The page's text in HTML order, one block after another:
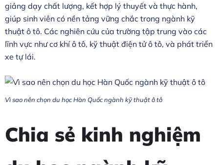
giảng dạy chất lượng, kết hợp lý thuyết và thực hành,
giúp sinh viên có nền tảng vững chắc trong ngành kỹ
thuật ô tô. Các nghiên cứu của trường tập trung vào các
lĩnh vực như cơ khí ô tô, kỹ thuật điện tử ô tô, và phát triển
xe tự lái.
Vì sao nên chọn du học Hàn Quốc ngành kỹ thuật ô tô
Chia sẻ kinh nghiệm